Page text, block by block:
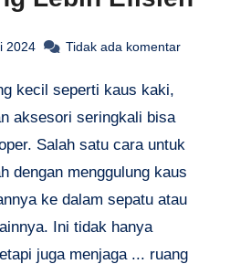
2024 Tidak ada komentar
kecil seperti kaus kaki,
aksesori seringkali bisa
Salah satu cara untuk
dengan menggulung kaus
ke dalam sepatu atau
Ini tidak hanya
juga menjaga ... ruang